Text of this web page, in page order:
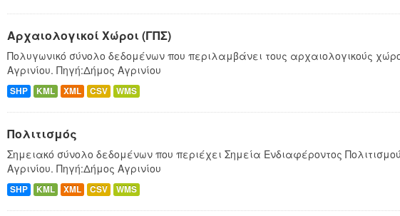
Αρχαιολογικοί Χώροι (ΓΠΣ)
Πολυγωνικό σύνολο δεδομένων που περιλαμβάνει τους αρχαιολογικούς
Αγρινίου. Πηγή:Δήμος Αγρινίου
SHP KML XML CSV WMS
Πολιτισμός
Σημειακό σύνολο δεδομένων που περιέχει Σημεία Ενδιαφέροντος
Αγρινίου. Πηγή:Δήμος Αγρινίου
SHP KML XML CSV WMS